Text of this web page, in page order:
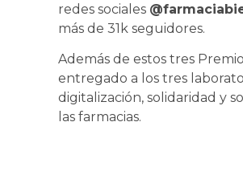
redes sociales
más de 31k seguidores.
Además de estos tres
entregado a los tres
digitalización, solidaridad y
las farmacias.